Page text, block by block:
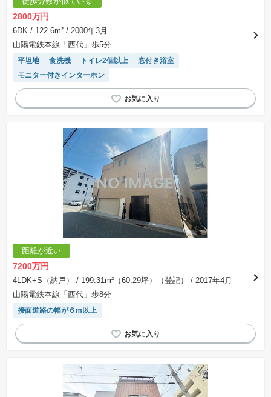
2800万円
6DK / 122.6m² / 2000年3月
山陽電鉄本線「西代」歩5分
平坦地 食洗機 トイレ2個以上
窓付き浴室
モニター付きインターホン
距離が近い
7200万円
4LDK+S（納戸） / 199.31m²（60.29坪）（登記）
/ 2017年4月
山陽電鉄本線「西代」歩8分
接面道路の幅が６m以上